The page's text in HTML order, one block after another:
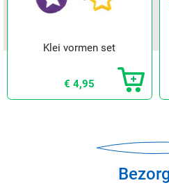
Klei vormen set
€ 4,95